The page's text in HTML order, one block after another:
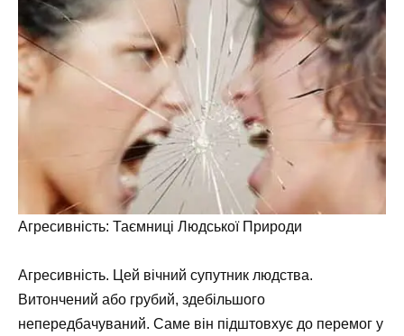
Агресивність: Таємниці Людської Природи
Агресивність. Цей вічний супутник людства.
Витончений або грубий, здебільшого
непередбачуваний. Саме він підштовхує до перемог у